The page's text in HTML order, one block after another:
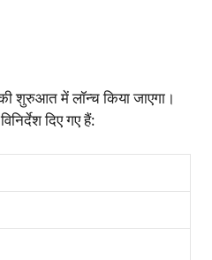
शुरुआत में लॉन्च किया जाएगा।
दिए गए हैं: